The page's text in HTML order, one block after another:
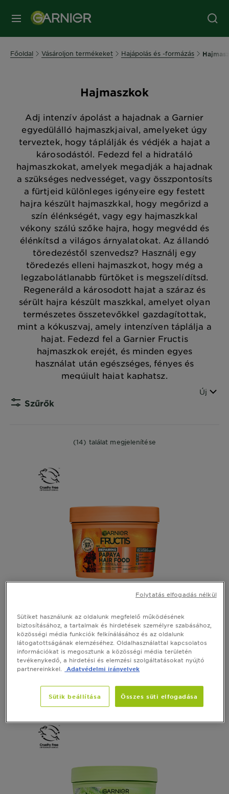
MENÜ
Főoldal Vásároljon termékeket Hajápolás és -formázás
Hajmaszkok
Adj intenzív ápolást a hajadnak a Garnier
egyedülálló hajmaszkjaival, amelyeket úgy
terveztek, hogy táplálják és védjék a hajat a
károsodástól. Fedezd fel a hidratáló
hajmaszkokat, amelyek megadják a hajadnak
a szükséges nedvességet, vagy összpontosíts
a fürtjeid különleges igényeire egy festett
hajra készült hajmaszkkal, hogy megőrizd a
szín élénkségét, vagy egy hajmaszkkal
vékony szálú szőke hajra, hogy megvédd és
élénkítsd a világos árnyalatokat. Az állandó
töredezéstől szenvedsz? Használj egy
töredezés elleni hajmaszkot, hogy még a
legzabolátlanabb fürtöket is megszelídítsd.
Regeneráld a károsodott hajat a száraz és
sérült hajra készült maszkkal, amelyet olyan
természetes összetevőkkel gazdagítottak,
mint a kókuszvaj, amely intenzíven táplálja a
hajat. Fedezd fel a Garnier Fructis
hajmaszkok erejét, és minden egyes
használat után egészséges, fényes és
megújult hajat kaphatsz.
Szűrők
Sorrend
Új
(14) találat megjelenítése
HAIR FOOD
Fructis Hair Food Papaya hajpakolás
No reviews Lásd az összes véleményt
Sütiket használunk az oldalunk megfelelő működésének
biztosításához, a tartalmak és hirdetések személyre szabásához,
közösségi média funkciók felkínálásához és az oldalunk
látogatottságának elemzéséhez. Oldalhasználattal kapcsolatos
információkat is megosztunk a közösségi média területén
tevékenykedő, a hirdetési és elemzési szolgáltatásokat nyújtó
partnereinkkel.
Adatvédelmi irányelvek
Sütik beállítása Összes süti elfogadása
Folytatás elfogadás nélkül